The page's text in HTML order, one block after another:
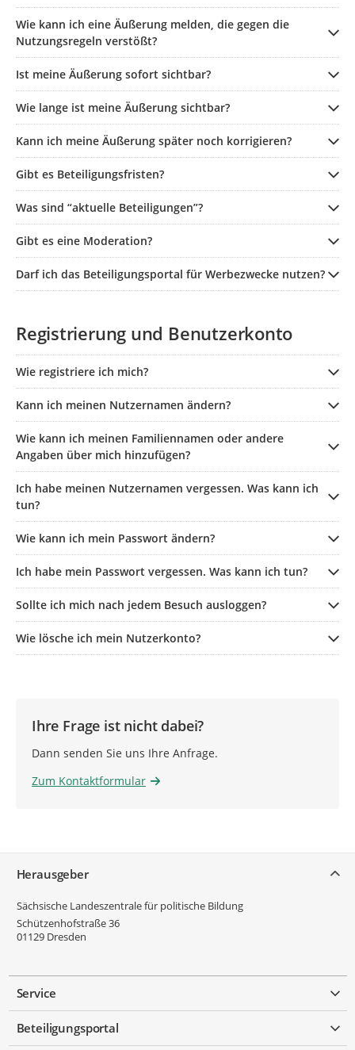
Wie kann ich eine Äußerung melden, die gegen die
Nutzungsregeln verstößt?
Ist meine Äußerung sofort sichtbar?
Wie lange ist meine Äußerung sichtbar?
Kann ich meine Äußerung später noch korrigieren?
Gibt es Beteiligungsfristen?
Was sind “aktuelle Beteiligungen”?
Gibt es eine Moderation?
Darf ich das Beteiligungsportal für Werbezwecke nutzen?
Registrierung und Benutzerkonto
Wie registriere ich mich?
Kann ich meinen Nutzernamen ändern?
Wie kann ich meinen Familiennamen oder andere
Angaben über mich hinzufügen?
Ich habe meinen Nutzernamen vergessen. Was kann ich
tun?
Wie kann ich mein Passwort ändern?
Ich habe mein Passwort vergessen. Was kann ich tun?
Sollte ich mich nach jedem Besuch ausloggen?
Wie lösche ich mein Nutzerkonto?
Ihre Frage ist nicht dabei?
Dann senden Sie uns Ihre Anfrage.
Zum Kontaktformular
Herausgeber
Sächsische Landeszentrale für politische Bildung
Schützenhofstraße 36
01129 Dresden
Service
Beteiligungsportal